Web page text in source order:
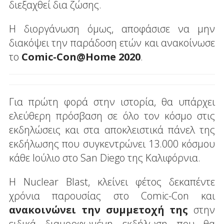
διεξαχθεί δια ζώσης.
Η διοργάνωση όμως, αποφάσισε να μην
διακόψει την παράδοση ετών και ανακοίνωσε
το Comic-Con@Home 2020.
Για πρώτη φορά στην ιστορία, θα υπάρχει
ελεύθερη πρόσβαση σε όλο τον κόσμο στις
εκδηλώσεις και στα αποκλειστικά πάνελ της
εκδήλωσης που συγκεντρώνει 13.000 κόσμου
κάθε Ιούλιο στο San Diego της Καλιφόρνια.
Η Nuclear Blast, κλείνει φέτος δεκαπέντε
χρόνια παρουσίας στο Comic-Con και
ανακοινώνει την συμμετοχή της στην